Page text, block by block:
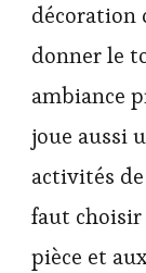
décoration
donner le
ambiance
joue aussi
activités
faut choisir
pièce et